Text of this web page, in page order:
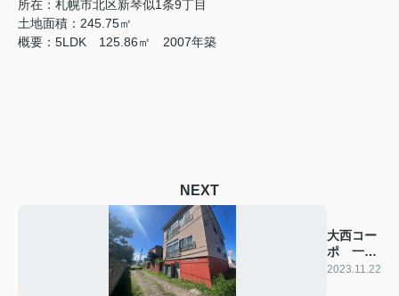
所在：札幌市北区新琴似1条9丁目
土地面積：245.75㎡
概要：5LDK 125.86㎡ 2007年築
NEXT
大西コー
ポ 一棟
アパート
2023.11.22